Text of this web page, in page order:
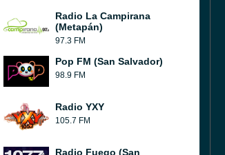
Radio La Campirana
(Metapán)
97.3 FM
Pop FM (San Salvador)
98.9 FM
Radio YXY
105.7 FM
Radio Fuego (San